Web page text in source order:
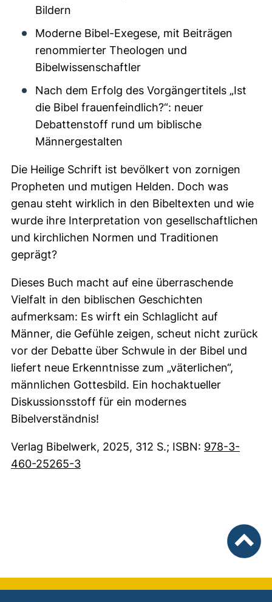
Bildern
Moderne Bibel-Exegese, mit Beiträgen
renommierter Theologen und
Bibelwissenschaftler
Nach dem Erfolg des Vorgängertitels „Ist
die Bibel frauenfeindlich?“: neuer
Debattenstoff rund um biblische
Männergestalten
Die Heilige Schrift ist bevölkert von zornigen
Propheten und mutigen Helden. Doch was
genau steht wirklich in den Bibeltexten und wie
wurde ihre Interpretation von gesellschaftlichen
und kirchlichen Normen und Traditionen
geprägt?
Dieses Buch macht auf eine überraschende
Vielfalt in den biblischen Geschichten
aufmerksam: Es wirft ein Schlaglicht auf
Männer, die Gefühle zeigen, scheut nicht zurück
vor der Debatte über Schwule in der Bibel und
liefert neue Erkenntnisse zum „väterlichen“,
männlichen Gottesbild. Ein hochaktueller
Diskussionsstoff für ein modernes
Bibelverständnis!
Verlag Bibelwerk, 2025, 312 S.; ISBN: 978-3-
460-25265-3(externer Link, öffnet neues Fenster)